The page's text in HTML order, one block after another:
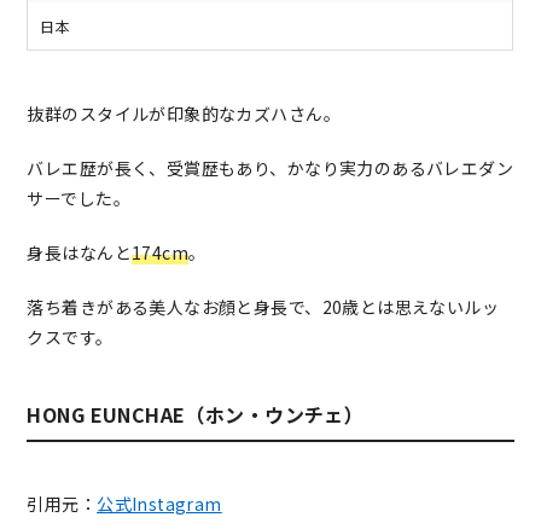
日本
抜群のスタイルが印象的なカズハさん。
バレエ歴が長く、受賞歴もあり、かなり実力のあるバレエダン
サーでした。
身長はなんと174cm。
落ち着きがある美人なお顔と身長で、20歳とは思えないルッ
クスです。
HONG EUNCHAE（ホン・ウンチェ）
引用元： 公式Instagram